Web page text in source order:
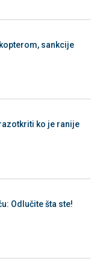
sankcije
ko je ranije
Odlučite šta ste!